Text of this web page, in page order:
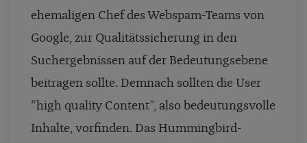
ehemaligen Chef des Webspam-Teams von
Google, zur Qualitätssicherung in den
Suchergebnissen auf der Bedeutungsebene
beitragen sollte. Demnach sollten die User
“high quality Content”, also bedeutungsvolle
Inhalte, vorfinden. Das Hummingbird-